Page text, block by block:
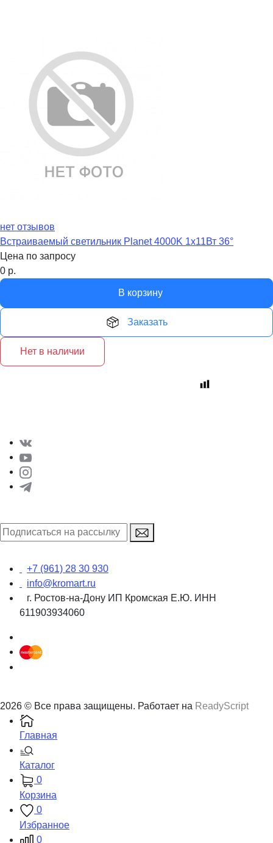
нет отзывов
Встраиваемый светильник Planet 4000K 1x11Вт 36°
Цена по запросу
0 р.
В корзину
Заказать
Нет в наличии
+7 (961) 28 30 930
info@kromart.ru
г. Ростов-на-Дону ИП Кромская Е.Ю. ИНН
611903934060
2026 © Все права защищены. Работает на ReadyScript
Главная
Каталог
0
Корзина
0
Избранное
0